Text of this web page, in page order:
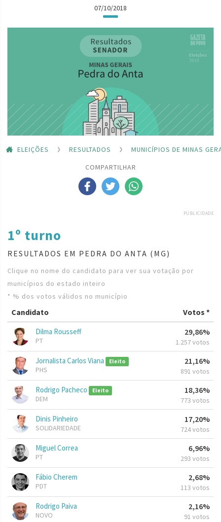
07/10/2018
ELEIÇÕES RESULTADOS
MUNICÍPIOS DE MINAS
COMPARTILHAR
PUBLICIDADE
1º turno
RESULTADOS EM PEDRA DO ANTA (MG)
Clique no nome do candidato para ver sua votação por
municípios do estado inteiro
* % dos votos válidos no município
Candidato Votos *
Dilma Rousseff
PT
29,86%
1.257 votos
Jornalista Carlos Viana Eleito
PHS
21,16%
891 votos
Rodrigo Pacheco Eleito
DEM
18,36%
773 votos
Dinis Pinheiro
SOLIDARIEDADE
17,20%
724 votos
Miguel Correa
PT
6,96%
293 votos
Fábio Cherem
PDT
2,68%
113 votos
Rodrigo Paiva
NOVO
2,16%
91 votos